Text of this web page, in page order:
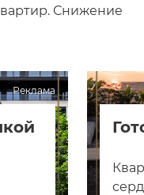
Снижение
Реклама